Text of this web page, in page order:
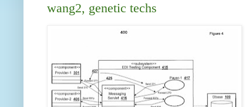
wang2, genetic techs